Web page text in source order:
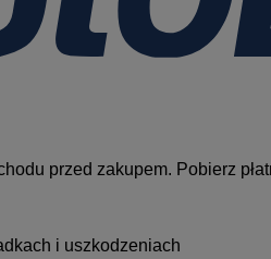
przed zakupem. Pobierz
i uszkodzeniach